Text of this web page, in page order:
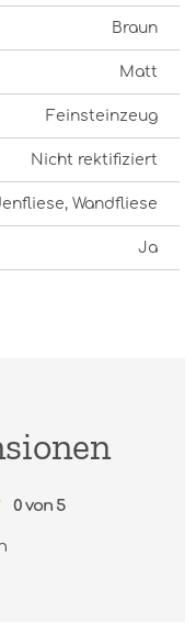
Braun
Matt
Feinsteinzeug
Nicht rektifiziert
Wandfliese
Ja
0 von 5